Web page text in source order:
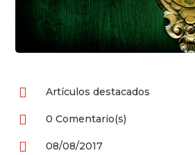
 Artículos destacados
 0 Comentario(s)
 08/08/2017